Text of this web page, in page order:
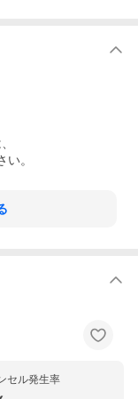
。
セル発生率